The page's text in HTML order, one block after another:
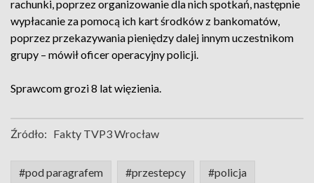
rachunki, poprzez organizowanie dla nich spotkań, następnie
wypłacanie za pomocą ich kart środków z bankomatów,
poprzez przekazywania pieniędzy dalej innym uczestnikom
grupy – mówił oficer operacyjny policji.
Sprawcom grozi 8 lat więzienia.
Źródło: Fakty TVP3 Wrocław
#pod paragrafem #przestepcy #policja